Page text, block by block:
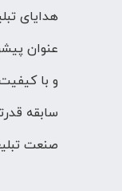
هدایای
عنوان
و با
سابقه
صنعت